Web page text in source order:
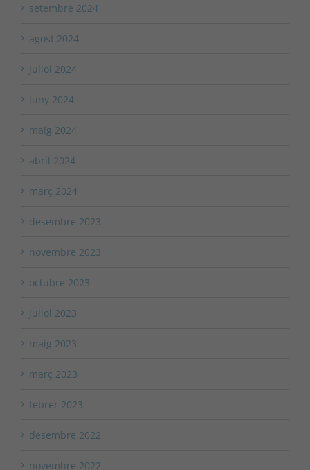
setembre 2024
agost 2024
juliol 2024
juny 2024
maig 2024
abril 2024
març 2024
desembre 2023
novembre 2023
octubre 2023
juliol 2023
maig 2023
març 2023
febrer 2023
desembre 2022
novembre 2022